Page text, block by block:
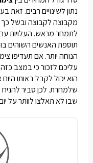
נתון לשינויים רבים.
מקבוצה לקבוצה ובשל כך
לתמחר מראש. העלויות עם
תוספת האנשים השוהים
הנוחה יותר. אם תעדיפו
עליכם לזכור כי במצב
הוא יכול לקבל באותו
שלמחרת. לכן סביר
שבו לא תאלצו לוותר על